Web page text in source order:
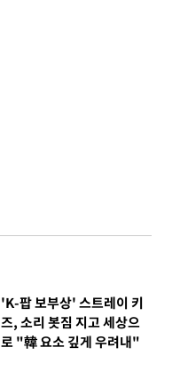
'K-팝 보부상' 스트레이 키
즈, 소리 봇짐 지고 세상으
로 "韓 요소 깊게 우려내"